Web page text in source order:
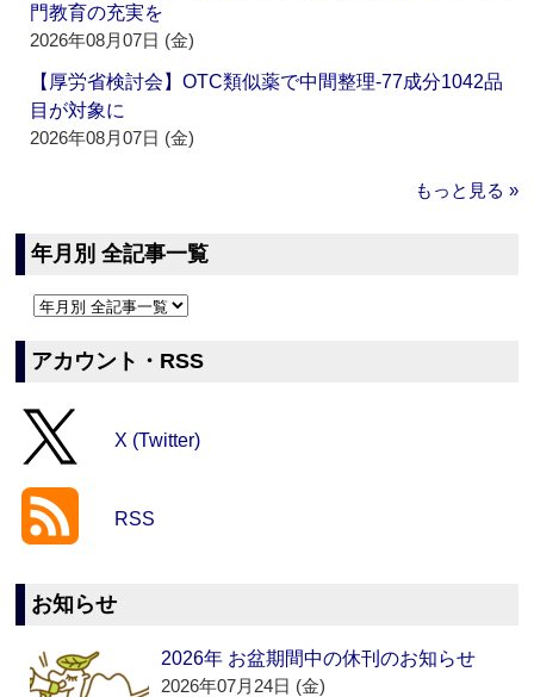
門教育の充実を
2026年08月07日 (金)
【厚労省検討会】OTC類似薬で中間整理‐77成分1042品
目が対象に
2026年08月07日 (金)
もっと見る »
年月別 全記事一覧
アカウント・RSS
X (Twitter)
RSS
お知らせ
2026年 お盆期間中の休刊のお知らせ
2026年07月24日 (金)